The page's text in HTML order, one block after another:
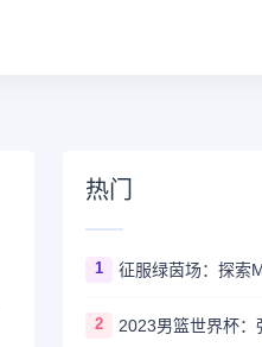
热门
1
2